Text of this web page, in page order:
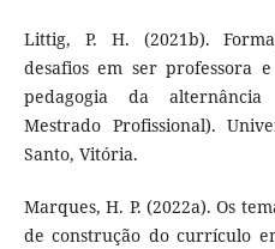
Littig, P. H. (2021b).
desafios em ser professora
pedagogia da
Mestrado Profissional).
Santo, Vitória.
Marques, H. P. (2022a). Os
de construção do currículo